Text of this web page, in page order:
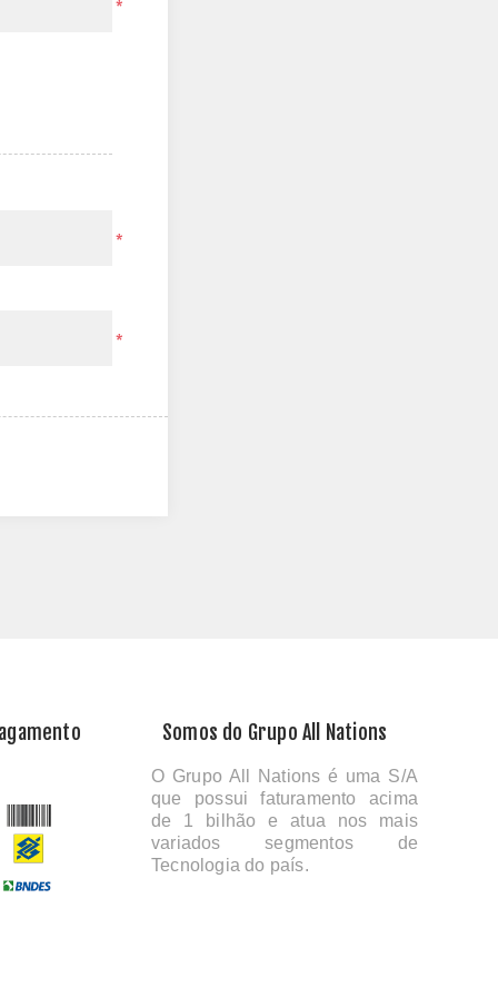
*
*
*
Somos do Grupo All Nations
O Grupo All Nations é uma S/A
que possui faturamento acima
de 1 bilhão e atua nos mais
variados segmentos de
Tecnologia do país.